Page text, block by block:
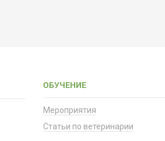
ОБУЧЕНИЕ
Мероприятия
Статьи по ветеринарии